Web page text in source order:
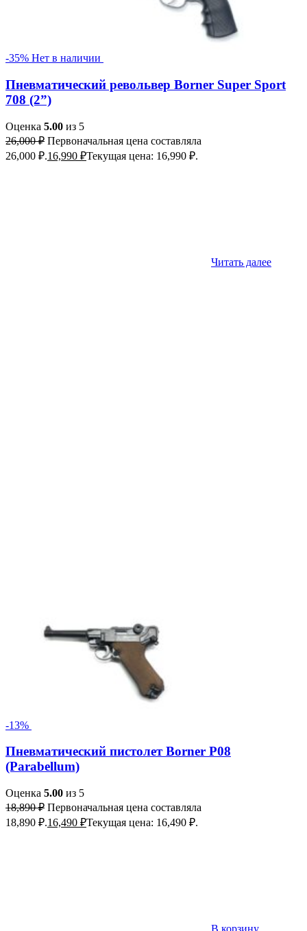
-35% Нет в наличии
Пневматический револьвер Borner Super Sport
708 (2”)
Оценка 5.00 из 5
26,000₽ Первоначальная цена составляла
26,000 ₽.16,990 ₽Текущая цена: 16,990 ₽.
Читать далее
-13%
Пневматический пистолет Borner P08
(Parabellum)
Оценка 5.00 из 5
18,890₽ Первоначальная цена составляла
18,890 ₽.16,490 ₽Текущая цена: 16,490 ₽.
В корзину